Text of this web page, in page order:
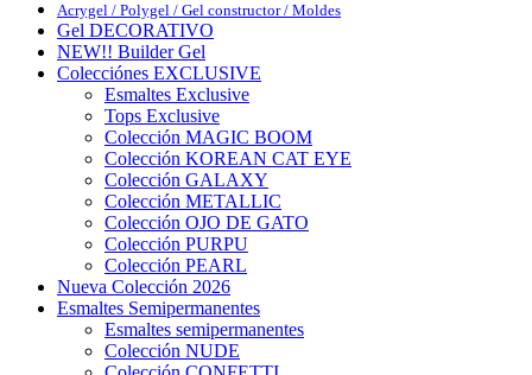
Acrygel / Polygel / Gel constructor / Moldes
Gel DECORATIVO
NEW!! Builder Gel
Colecciónes EXCLUSIVE
Esmaltes Exclusive
Tops Exclusive
Colección MAGIC BOOM
Colección KOREAN CAT EYE
Colección GALAXY
Colección METALLIC
Colección OJO DE GATO
Colección PURPU
Colección PEARL
Nueva Colección 2026
Esmaltes Semipermanentes
Esmaltes semipermanentes
Colección NUDE